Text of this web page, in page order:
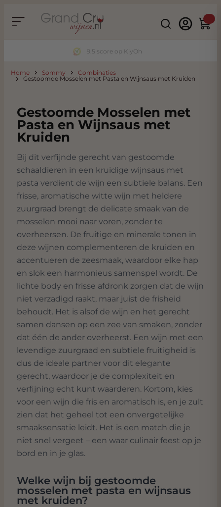
Search
Thuiswinkel Waarborg
Home Sommy
Combinaties
Gestoomde Mosselen met Pasta en Wijnsaus met Kruiden
Gestoomde Mosselen met
Pasta en Wijnsaus met
Kruiden
Bij dit verfijnde gerecht van gestoomde
schaaldieren in een kruidige wijnsaus met
pasta verdient de wijn een subtiele balans. Een
frisse, aromatische witte wijn met heldere
zuurgraad brengt de delicate smaak van de
mosselen mooi naar voren, zonder te
overheersen. De fruitige en minerale tonen in
deze wijnen complementeren de kruiden en
accentueren de zeesmaak, waardoor elke hap
en slok een harmonieus samenspel wordt. De
lichte body en frisse afdronk zorgen dat de wijn
niet verzadigd raakt, maar juist de frisheid
behoudt. Het is alsof de wijn en het gerecht
samen dansen op een zee van smaken, zonder
dat één de ander overheerst. Een wijn met een
levendige zuurgraad en subtiele fruitigheid is
dus de ideale partner voor dit elegante
gerecht, waardoor je de complexiteit en
verfijning echt kunt waarderen. Kortom, kies
voor een wijn die fris en aromatisch is, en je zult
zien dat het geheel tot een onvergetelijke
smaaksensatie leidt. Het is een match die je
niet snel vergeet – een waar culinair feest op je
bord en in je glas.
Welke wijn bij gestoomde
mosselen met pasta en wijnsaus
met kruiden?